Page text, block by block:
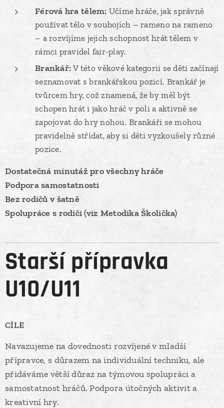
Férová hra tělem: Učíme hráče, jak správně
používat tělo v soubojích – rameno na rameno
– a rozvíjíme jejich schopnost hrát tělem v
rámci pravidel fair-play.
Brankář:V této věkové kategorii se děti začínají
seznamovat s brankářskou pozicí. Brankář je
tvůrcem hry, což znamená, že by měl být
schopen hrát i jako hráč v poli a aktivně se
zapojovat do hry nohou. Brankáři se mohou
pravidelně střídat, aby si děti vyzkoušely různé
pozice.
Dostatečná minutáž pro všechny hráče
Podpora samostatnosti
Bez rodičů v šatně
Spolupráce s rodiči (viz Metodika Školička)
Starší přípravka
U10/U11
CÍLE
Navazujeme na dovednosti rozvíjené v mladší
přípravce, s důrazem na individuální techniku, ale
přidáváme větší důraz na týmovou spolupráci a
samostatnost hráčů. Podpora útočných aktivit a
kreativní hry.